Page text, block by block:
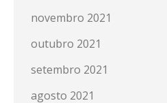
novembro 2021
outubro 2021
setembro 2021
agosto 2021